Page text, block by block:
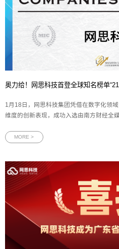
奥力给！网思科技首登全球知名榜单
1月18日，网思科技集团凭借在数字化领
维度的创新表现，成功入选由南方财经全
的知名企业还有小米、大疆创新、赛力斯
MORE >